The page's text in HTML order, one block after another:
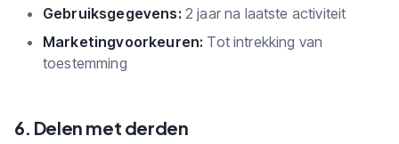
Gebruiksgegevens: 2 jaar na laatste activiteit
Marketingvoorkeuren: Tot intrekking van
toestemming
6. Delen met derden